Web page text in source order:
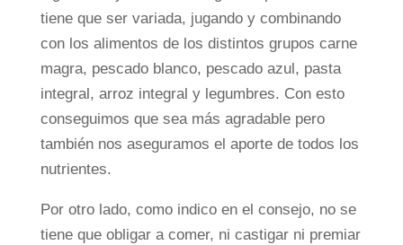
tiene que ser variada, jugando y combinando
con los alimentos de los distintos grupos carne
magra, pescado blanco, pescado azul, pasta
integral, arroz integral y legumbres. Con esto
conseguimos que sea más agradable pero
también nos aseguramos el aporte de todos los
nutrientes.
Por otro lado, como indico en el consejo, no se
tiene que obligar a comer, ni castigar ni premiar